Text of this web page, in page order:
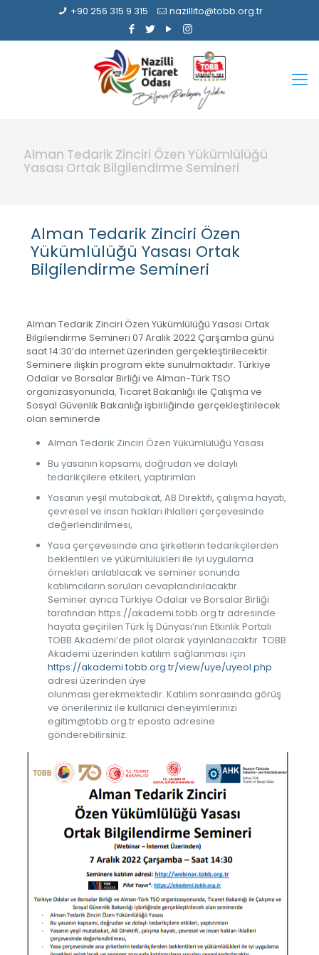
+90 256 315 9 315 nazillito@tobb.org.tr
Alman Tedarik Zinciri Özen Yükümlülüğü
Yasası Ortak Bilgilendirme Semineri
Alman Tedarik Zinciri Özen
Yükümlülüğü Yasası Ortak
Bilgilendirme Semineri
Alman Tedarik Zinciri Özen Yükümlülüğü Yasası Ortak
Bilgilendirme Semineri 07 Aralık 2022 Çarşamba günü
saat 14:30’da internet üzerinden gerçekleştirilecektir.
Seminere ilişkin program ekte sunulmaktadır. Türkiye
Odalar ve Borsalar Birliği ve Alman-Türk TSO
organizasyonunda, Ticaret Bakanlığı ile Çalışma ve
Sosyal Güvenlik Bakanlığı işbirliğinde gerçekleştirilecek
olan seminerde
Alman Tedarik Zinciri Özen Yükümlülüğü Yasası
Bu yasanın kapsamı, doğrudan ve dolaylı
tedarikçilere etkileri, yaptırımları
Yasanın yeşil mutabakat, AB Direktifi, çalışma hayatı,
çevresel ve insan hakları ihlalleri çerçevesinde
değerlendirilmesi,
Yasa çerçevesinde ana şirketlerin tedarikçilerden
beklentileri ve yükümlülükleri ile iyi uygulama
örnekleri anlatılacak ve seminer sonunda
katılımcıların soruları cevaplandırılacaktır.
Seminer ayrıca Türkiye Odalar ve Borsalar Birliği
tarafından https://akademi.tobb.org.tr adresinde
hayata geçirilen Türk İş Dünyası’nın Etkinlik Portalı
TOBB Akademi’de pilot olarak yayınlanacaktır. TOBB
Akademi üzerinden katılım sağlanması için
https://akademi.tobb.org.tr/view/uye/uyeol.php
adresi üzerinden üye
olunması gerekmektedir. Katılım sonrasında görüş
ve önerileriniz ile kullanıcı deneyimlerinizi
egitim@tobb.org.tr eposta adresine
gönderebilirsiniz.